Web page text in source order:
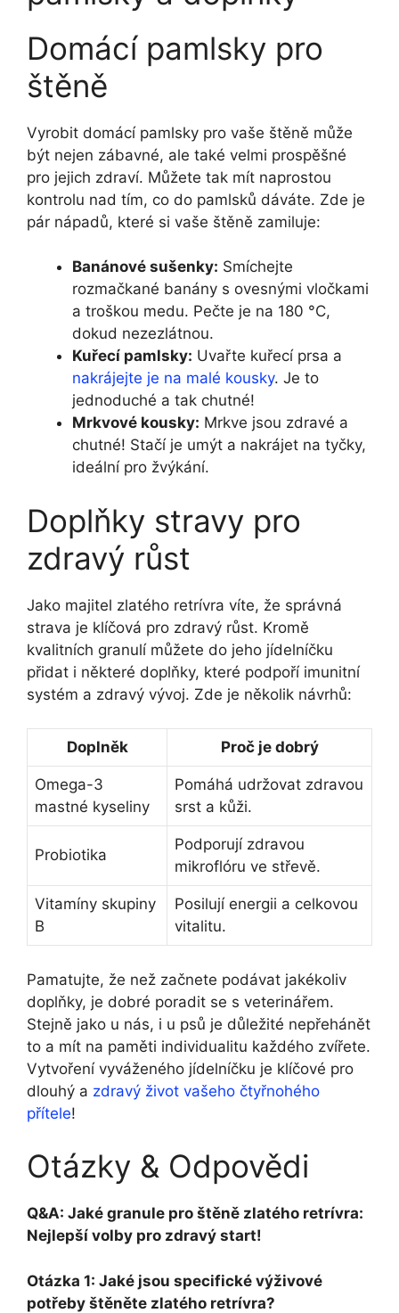
Domácí pamlsky pro
štěně
Vyrobit domácí pamlsky pro vaše štěně může
být nejen zábavné, ale také velmi prospěšné
pro jejich zdraví. Můžete tak mít naprostou
kontrolu nad tím, co do pamlsků dáváte. Zde je
pár nápadů, které si vaše štěně zamiluje:
Banánové sušenky: Smíchejte
rozmačkané banány s ovesnými vločkami
a troškou medu. Pečte je na 180 °C,
dokud nezezlátnou.
Kuřecí pamlsky: Uvařte kuřecí prsa a
nakrájejte je na malé kousky. Je to
jednoduché a tak chutné!
Mrkvové kousky: Mrkve jsou zdravé a
chutné! Stačí je umýt a nakrájet na tyčky,
ideální pro žvýkání.
Doplňky stravy pro
zdravý růst
Jako majitel zlatého retrívra víte, že správná
strava je klíčová pro zdravý růst. Kromě
kvalitních granulí můžete do jeho jídelníčku
přidat i některé doplňky, které podpoří imunitní
systém a zdravý vývoj. Zde je několik návrhů:
Doplněk Proč je dobrý
Omega-3
mastné kyseliny
Pomáhá udržovat zdravou
srst a kůži.
Probiotika
Podporují zdravou
mikroflóru ve střevě.
Vitamíny skupiny
B
Posilují energii a celkovou
vitalitu.
Pamatujte, že než začnete podávat jakékoliv
doplňky, je dobré poradit se s veterinářem.
Stejně jako u nás, i u psů je důležité nepřehánět
to a mít na paměti individualitu každého zvířete.
Vytvoření vyváženého jídelníčku je klíčové pro
dlouhý a zdravý život vašeho čtyřnohého
přítele!
Otázky & Odpovědi
Q&A: Jaké granule pro štěně zlatého retrívra:
Nejlepší volby pro zdravý start!
Otázka 1: Jaké jsou specifické výživové
potřeby štěněte zlatého retrívra?